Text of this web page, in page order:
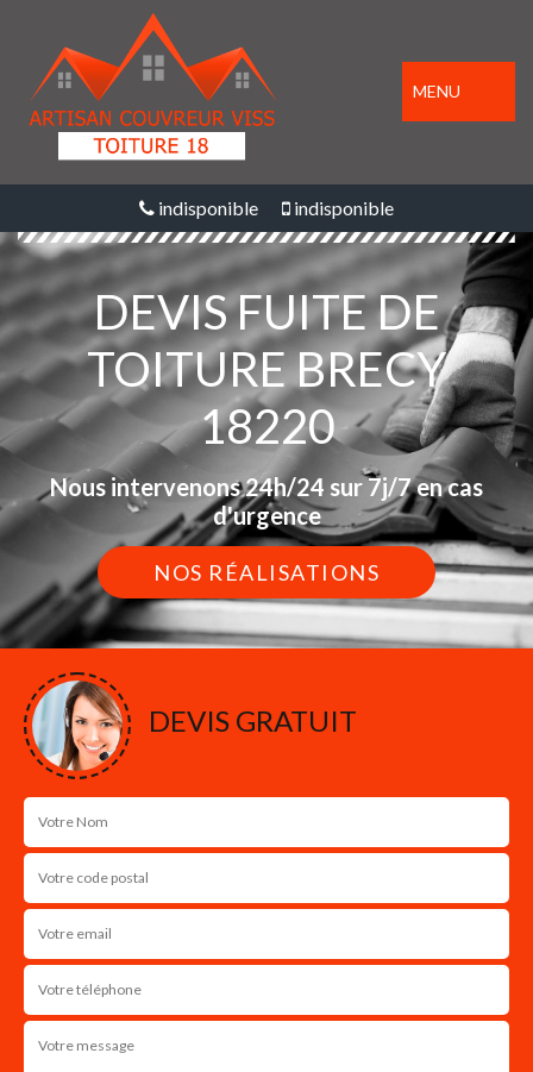
MENU
indisponible indisponible
DEVIS FUITE DE
TOITURE BRECY
18220
Nous intervenons 24h/24 sur 7j/7 en cas
d'urgence
NOS RÉALISATIONS
DEVIS GRATUIT